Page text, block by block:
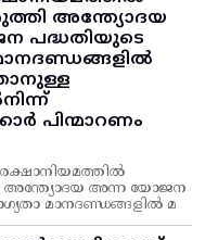
അന്ത്യോദയ
പദ്ധതിയുടെ
പിന്മാറണം
അന്ത്യോദയ അന്ന യോജന
മാനദണ്ഡങ്ങളിൽ മ